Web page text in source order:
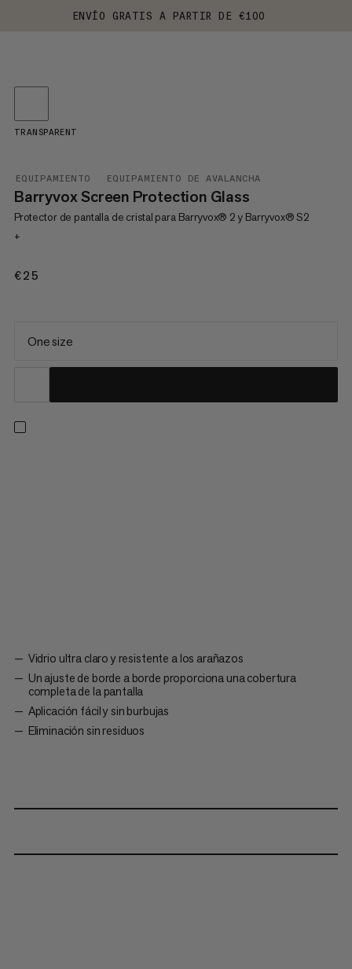
ENVÍO GRATIS A PARTIR DE €100
EQUIPAMIENTO EQUIPAMIENTO DE AVALANCHA
Barryvox Screen Protection Glass
Protector de pantalla de cristal para Barryvox® 2 y Barryvox® S2
+
€25
TRANSPARENT
One size
Vidrio ultra claro y resistente a los arañazos
Un ajuste de borde a borde proporciona una cobertura
completa de la pantalla
Aplicación fácil y sin burbujas
Eliminación sin residuos